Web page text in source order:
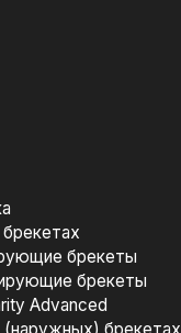
брекеты
брекеты
Advanced